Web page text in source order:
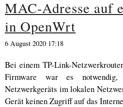
MAC-Adresse auf
in OpenWrt
6 August 2020 17:18
Bei einem TP-Link-
Firmware war es
Netzwerkgeräts im lokalen
Gerät keinen Zugriff auf das